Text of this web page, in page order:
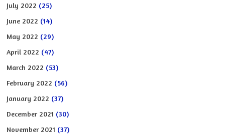
July 2022 (25)
June 2022 (14)
May 2022 (29)
April 2022 (47)
March 2022 (53)
February 2022 (56)
January 2022 (37)
December 2021 (30)
November 2021 (37)